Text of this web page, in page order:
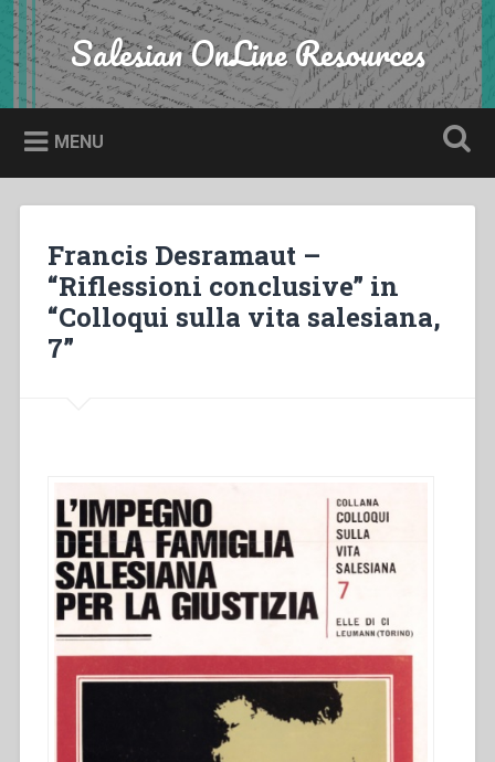
Skip
to
content
Search Salesian OnLine Resources
MENU
Francis Desramaut –
“Riflessioni conclusive” in
“Colloqui sulla vita salesiana,
7”